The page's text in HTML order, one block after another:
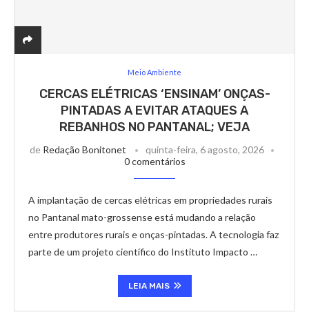
Meio Ambiente
CERCAS ELÉTRICAS ‘ENSINAM’ ONÇAS-
PINTADAS A EVITAR ATAQUES A
REBANHOS NO PANTANAL; VEJA
de Redação Bonitonet
quinta-feira, 6 agosto, 2026
0 comentários
A implantação de cercas elétricas em propriedades rurais
no Pantanal mato-grossense está mudando a relação
entre produtores rurais e onças-pintadas. A tecnologia faz
parte de um projeto científico do Instituto Impacto …
LEIA MAIS